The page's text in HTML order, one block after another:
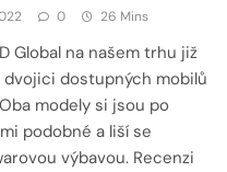
0 26 Mins
Global na našem trhu již
dvojici dostupných mobilů
Oba modely si jsou po
podobné a liší se
výbavou. Recenzi